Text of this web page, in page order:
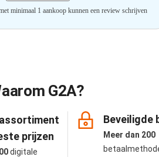
minimaal 1 aankoop kunnen een review schrijven
G2A?
prijzen
digitale
Beveiligde
Meer dan 200